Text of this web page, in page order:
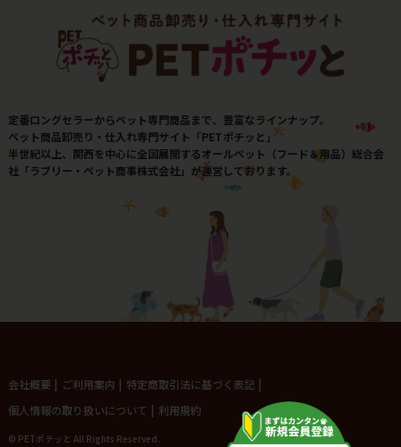
定番ロングセラーからペット専門商品まで、豊富なラインナップ。
ペット商品卸売り・仕入れ専門サイト「PETポチッと」
半世紀以上、関西を中心に全国展開するオールペット（フード＆用品）総合会
社「ラブリー・ペット商事株式会社」が運営しております。
会社概要 | ご利用案内 | 特定商取引法に基づく表記 |
個人情報の取り扱いについて | 利用規約
© PETポチッと All Rights Reserved.